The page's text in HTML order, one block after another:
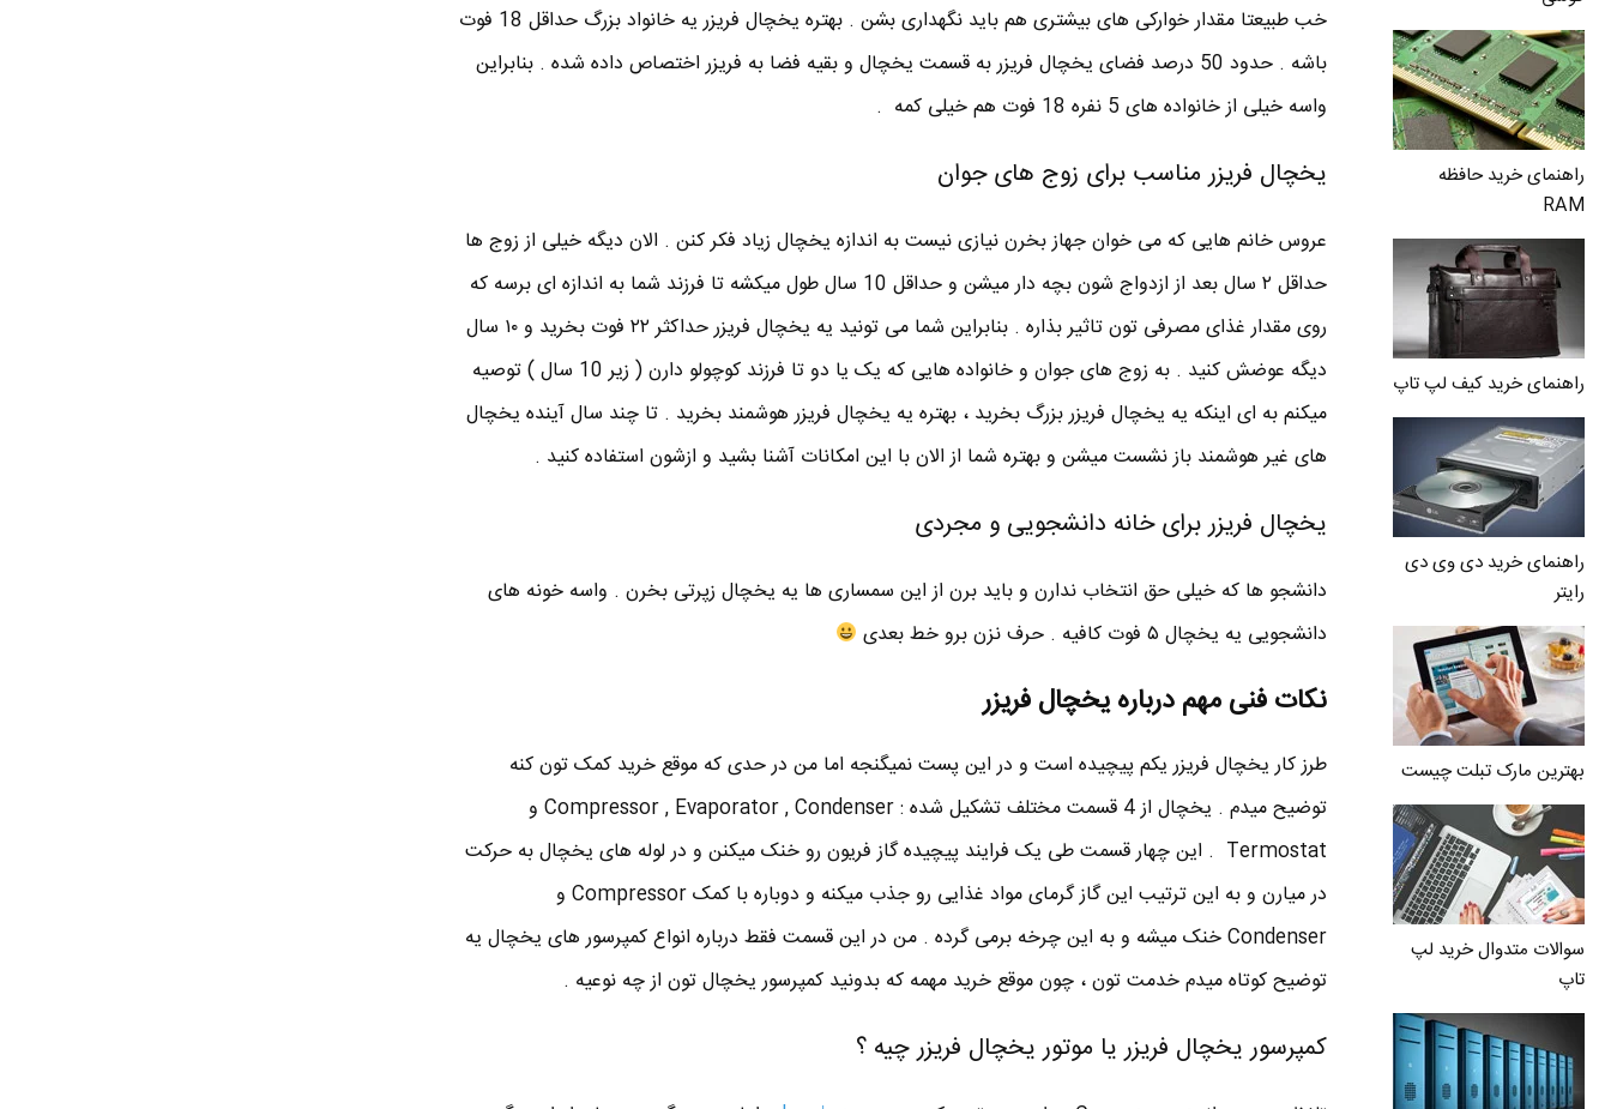
راهنمای خرید حافظه
RAM
راهنمای خرید کیف لپ تاپ
راهنمای خرید دی وی دی
رایتر
بهترین مارک تبلت چیست
سوالات متدوال خرید لپ
تاپ
خب طبیعتا مقدار خوارکی های بیشتری هم باید نگهداری بشن . بهتره یخچال فریزر یه خانواد بزرگ حداقل 18 فوت
باشه . حدود 50 درصد فضای یخچال فریزر به قسمت یخچال و بقیه فضا به فریزر اختصاص داده شده . بنابراین
واسه خیلی از خانواده های 5 نفره 18 فوت هم خیلی کمه .
یخچال فریزر مناسب برای زوج های جوان
عروس خانم هایی که می خوان جهاز بخرن نیازی نیست به اندازه یخچال زیاد فکر کنن . الان دیگه خیلی از زوج ها
حداقل ۲ سال بعد از ازدواج شون بچه دار میشن و حداقل 10 سال طول میکشه تا فرزند شما به اندازه ای برسه که
روی مقدار غذای مصرفی تون تاثیر بذاره . بنابراین شما می تونید یه یخچال فریزر حداکثر ۲۲ فوت بخرید و ۱۰ سال
دیگه عوضش کنید . به زوج های جوان و خانواده هایی که یک یا دو تا فرزند کوچولو دارن ( زیر 10 سال ) توصیه
میکنم به ای اینکه یه یخچال فریزر بزرگ بخرید ، بهتره یه یخچال فریزر هوشمند بخرید . تا چند سال آینده یخچال
های غیر هوشمند باز نشست میشن و بهتره شما از الان با این امکانات آشنا بشید و ازشون استفاده کنید .
یخچال فریزر برای خانه دانشجویی و مجردی
دانشجو ها که خیلی حق انتخاب ندارن و باید برن از این سمساری ها یه یخچال زپرتی بخرن . واسه خونه های
دانشجویی یه یخچال ۵ فوت کافیه . حرف نزن برو خط بعدی
نکات فنی مهم درباره یخچال فریزر
طرز کار یخچال فریزر یکم پیچیده است و در این پست نمیگنجه اما من در حدی که موقع خرید کمک تون کنه
توضیح میدم . یخچال از 4 قسمت مختلف تشکیل شده : Compressor , Evaporator , Condenser و
Termostat . این چهار قسمت طی یک فرایند پیچیده گاز فریون رو خنک میکنن و در لوله های یخچال به حرکت
در میارن و به این ترتیب این گاز گرمای مواد غذایی رو جذب میکنه و دوباره با کمک Compressor و
Condenser خنک میشه و به این چرخه برمی گرده . من در این قسمت فقط درباره انواع کمپرسور های یخچال یه
توضیح کوتاه میدم خدمت تون ، چون موقع خرید مهمه که بدونید کمپرسور یخچال تون از چه نوعیه .
کمپرسور یخچال فریزر یا موتور یخچال فریزر چیه ؟